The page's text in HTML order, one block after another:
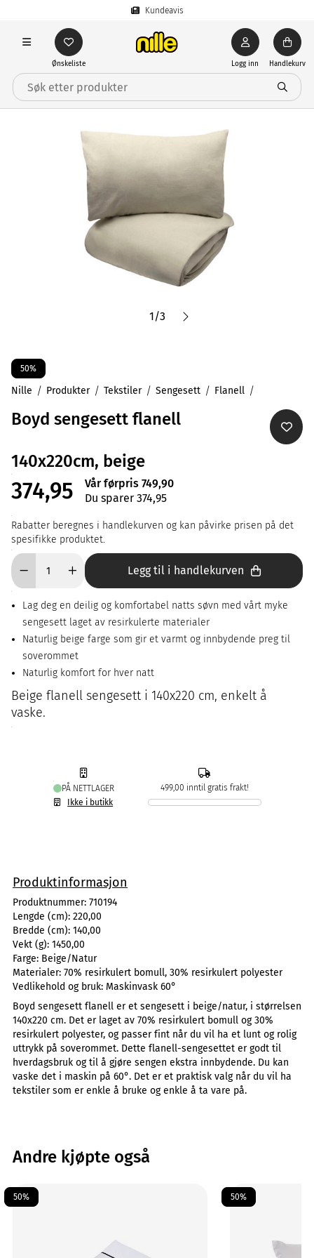
Kundeavis
Ønskeliste Logg inn Handlekurv
1/3
50%
Nille Produkter Tekstiler Sengesett Flanell
Boyd sengesett flanell
140x220cm, beige
374,95
Vår førpris 749,90
Du sparer 374,95
Rabatter beregnes i handlekurven og kan påvirke prisen på det
spesifikke produktet.
Legg til i handlekurven
Lag deg en deilig og komfortabel natts søvn med vårt myke
sengesett laget av resirkulerte materialer
Naturlig beige farge som gir et varmt og innbydende preg til
soverommet
Naturlig komfort for hver natt
Beige flanell sengesett i 140x220 cm, enkelt å
vaske.
PÅ NETTLAGER
Ikke i butikk
499,00 inntil gratis frakt!
Produktinformasjon
Produktnummer: 710194
Lengde (cm): 220,00
Bredde (cm): 140,00
Vekt (g): 1450,00
Farge: Beige/Natur
Materialer: 70% resirkulert bomull, 30% resirkulert polyester
Vedlikehold og bruk: Maskinvask 60°
Boyd sengesett flanell er et sengesett i beige/natur, i størrelsen
140x220 cm. Det er laget av 70% resirkulert bomull og 30%
resirkulert polyester, og passer fint når du vil ha et lunt og rolig
uttrykk på soverommet. Dette flanell-sengesettet er godt til
hverdagsbruk og til å gjøre sengen ekstra innbydende. Du kan
vaske det i maskin på 60°. Det er et praktisk valg når du vil ha
tekstiler som er enkle å bruke og enkle å ta vare på.
Andre kjøpte også
50% 50%